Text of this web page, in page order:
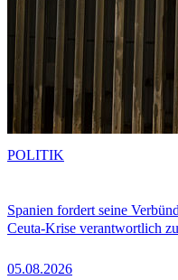
Spanien fordert seine
Ceuta-Krise verantwortlich
05.08.2026
POLITIK